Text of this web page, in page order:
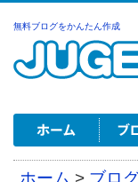
無料ブログをかんたん作成
ホーム > ブロ